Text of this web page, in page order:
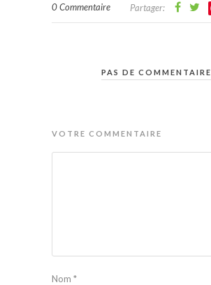
0 Commentaire Partager:
PAS DE COMMENTAIRE
VOTRE COMMENTAIRE
Nom *